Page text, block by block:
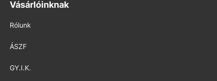
Vásárlóinknak
Rólunk
ÁSZF
GY.I.K.